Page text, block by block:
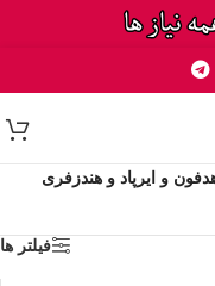
و ایرپاد و هندزفری
فیلتر ها